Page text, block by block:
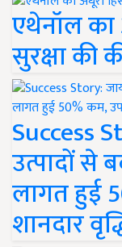
एथेनॉल का
सुरक्षा की
Success
उत्पादों से
लागत हुई
शानदार